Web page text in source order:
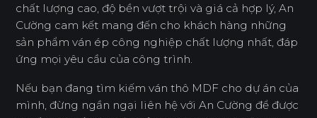
chất lượng cao, độ bền vượt trội và giá cả hợp lý, An
Cường cam kết mang đến cho khách hàng những
sản phẩm ván ép công nghiệp chất lượng nhất, đáp
ứng mọi yêu cầu của công trình.
Nếu bạn đang tìm kiếm ván thô MDF cho dự án của
mình, đừng ngần ngại liên hệ với An Cường để được